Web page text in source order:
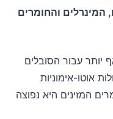
המינרלים והחומרים
יותר עבור הסובלים
אוטו-אימוניות
המזינים היא נפוצה